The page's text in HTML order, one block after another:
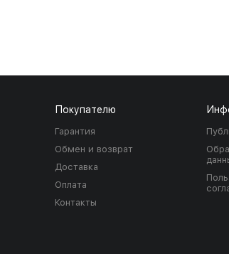
Покупателю
Гарантия
Обмен и возврат
Доставка
Оплата
Контакты